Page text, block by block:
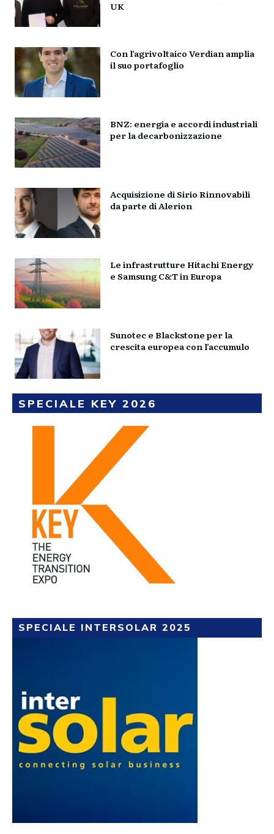
UK
Con l’agrivoltaico Verdian amplia
il suo portafoglio
BNZ: energia e accordi industriali
per la decarbonizzazione
Acquisizione di Sirio Rinnovabili
da parte di Alerion
Le infrastrutture Hitachi Energy
e Samsung C&T in Europa
Sunotec e Blackstone per la
crescita europea con l’accumulo
SPECIALE KEY 2026
SPECIALE INTERSOLAR 2025